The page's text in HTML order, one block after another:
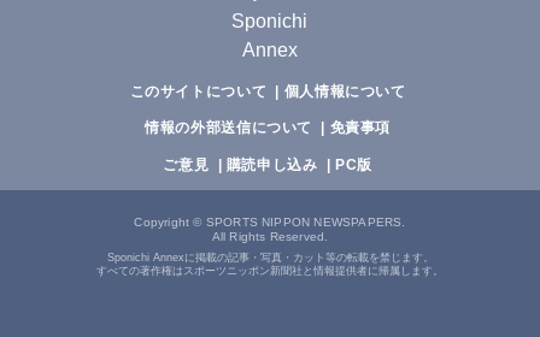
このサイトについて 個人情報について
情報の外部送信について 免責事項
ご意見 購読申し込み PC版
Copyright© SPORTS NIPPON NEWSPAPERS.
All Rights Reserved.
Sponichi Annexに掲載の記事・写真・カット等の転載を禁じます。
すべての著作権はスポーツニッポン新聞社と情報提供者に帰属します。